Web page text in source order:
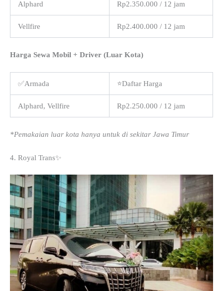
Alphard Rp2.350.000 / 12 jam
Vellfire Rp2.400.000 / 12 jam
Harga Sewa Mobil + Driver (Luar Kota)
✅Armada ⭐Daftar Harga
Alphard, Vellfire Rp2.250.000 / 12 jam
*Pemakaian luar kota hanya untuk di sekitar Jawa Timur
4. Royal Trans✨